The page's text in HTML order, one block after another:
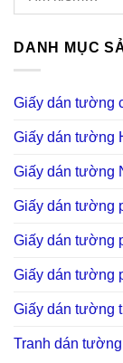
DANH MỤC
Giấy dán tường
Giấy dán tường
Giấy dán tường
Giấy dán tường
Giấy dán tường
Giấy dán tường
Giấy dán tường
Tranh dán tường